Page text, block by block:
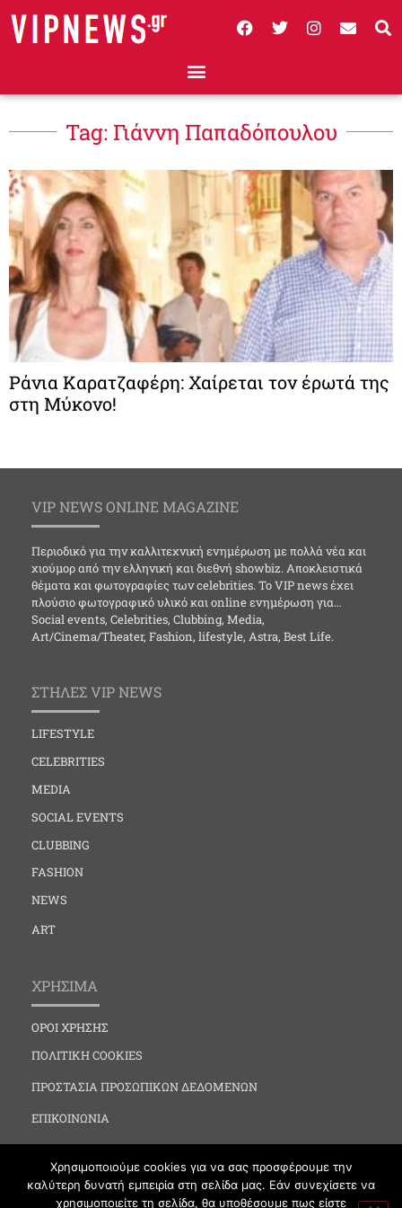
Tag: Γιάννη Παπαδόπουλου
Ράνια Καρατζαφέρη: Χαίρεται τον έρωτά της
στη Μύκονο!
VIP NEWS ONLINE MAGAZINE
Περιοδικό για την καλλιτεχνική ενημέρωση με πολλά νέα και
χιούμορ από την ελληνική και διεθνή showbiz. Αποκλειστικά
θέματα και φωτογραφίες των celebrities. Το VIP news έχει
πλούσιο φωτογραφικό υλικό και online ενημέρωση για…
Social events, Celebrities, Clubbing, Media,
Art/Cinema/Theater, Fashion, lifestyle, Astra, Best Life.
ΣΤΗΛΕΣ VIP NEWS
LIFESTYLE
CELEBRITIES
MEDIA
SOCIAL EVENTS
CLUBBING
FASHION
NEWS
ART
ΧΡΗΣΙΜΑ
ΟΡΟΙ ΧΡΗΣΗΣ
ΠΟΛΙΤΙΚΗ COOKIES
ΠΡΟΣΤΑΣΙΑ ΠΡΟΣΩΠΙΚΩΝ ΔΕΔΟΜΕΝΩΝ
ΕΠΙΚΟΙΝΩΝΙΑ
Χρησιμοποιούμε cookies για να σας προσφέρουμε την
καλύτερη δυνατή εμπειρία στη σελίδα μας. Εάν συνεχίσετε να
χρησιμοποιείτε τη σελίδα, θα υποθέσουμε πως είστε